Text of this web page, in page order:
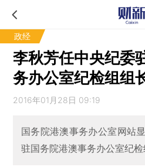
政经
李秋芳任中央纪委
务办公室纪检组组
2016年01月28日 09:19
国务院港澳事务办公室网站
驻国务院港澳事务办公室纪